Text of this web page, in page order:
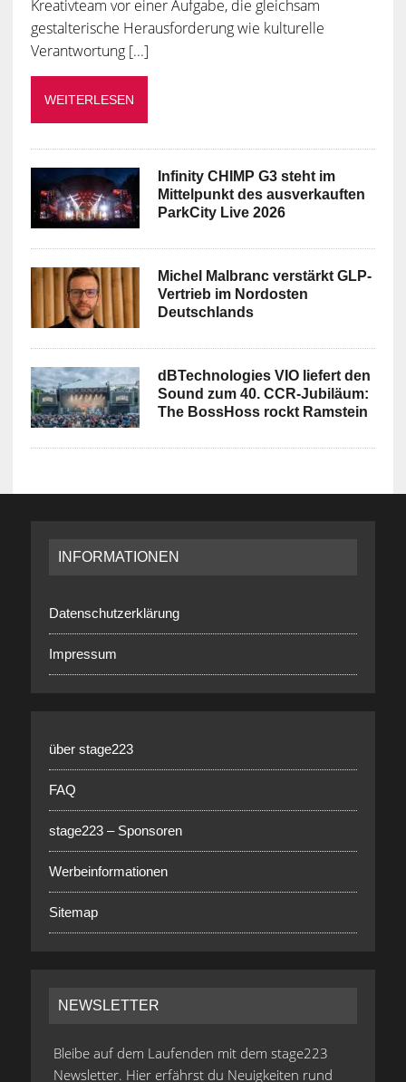
Kreativteam vor einer Aufgabe, die gleichsam
gestalterische Herausforderung wie kulturelle
Verantwortung [...]
WEITERLESEN
Infinity CHIMP G3 steht im
Mittelpunkt des ausverkauften
ParkCity Live 2026
Michel Malbranc verstärkt GLP-
Vertrieb im Nordosten
Deutschlands
dBTechnologies VIO liefert den
Sound zum 40. CCR-Jubiläum:
The BossHoss rockt Ramstein
INFORMATIONEN
Datenschutzerklärung
Impressum
über stage223
FAQ
stage223 – Sponsoren
Werbeinformationen
Sitemap
NEWSLETTER
Bleibe auf dem Laufenden mit dem stage223
Newsletter. Hier erfährst du Neuigkeiten rund